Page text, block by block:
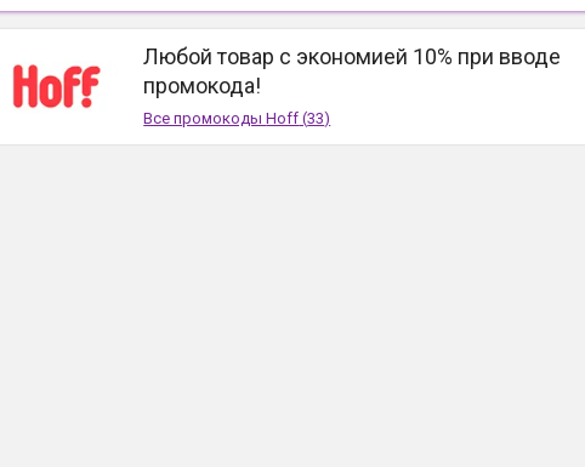
Любой товар с экономией 10% при вводе
промокода!
Все промокодыHoff (33)